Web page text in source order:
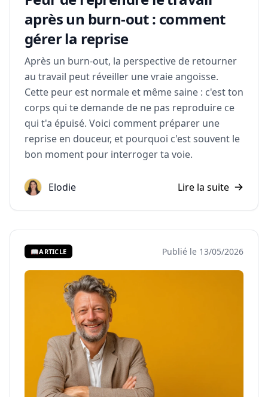
après un burn-out : comment
gérer la reprise
Après un burn-out, la perspective de retourner
au travail peut réveiller une vraie angoisse.
Cette peur est normale et même saine : c'est ton
corps qui te demande de ne pas reproduire ce
qui t'a épuisé. Voici comment préparer une
reprise en douceur, et pourquoi c'est souvent le
bon moment pour interroger ta voie.
Elodie Lire la suite
📖ARTICLE Publié le 13/05/2026